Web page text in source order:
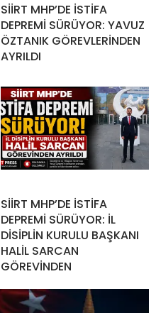
SİİRT MHP’DE İSTİFA
DEPREMİ SÜRÜYOR: YAVUZ
ÖZTANIK GÖREVLERİNDEN
AYRILDI
SİİRT MHP’DE İSTİFA
DEPREMİ SÜRÜYOR: İL
DİSİPLİN KURULU BAŞKANI
HALİL SARCAN
GÖREVİNDEN